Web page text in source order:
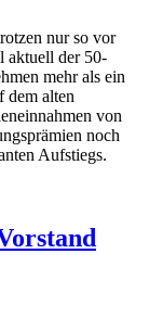
nur so vor
aktuell der 50-
mehr als ein
dem alten
von
noch
Aufstiegs.